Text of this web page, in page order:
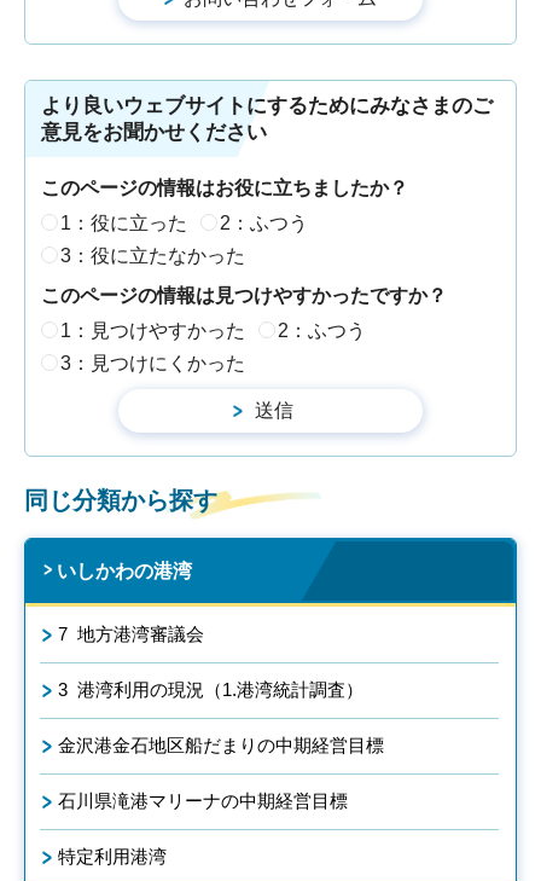
より良いウェブサイトにするためにみなさまのご
意見をお聞かせください
このページの情報はお役に立ちましたか？
1：役に立った
2：ふつう
3：役に立たなかった
このページの情報は見つけやすかったですか？
1：見つけやすかった
2：ふつう
3：見つけにくかった
同じ分類から探す
いしかわの港湾
7 地方港湾審議会
3 港湾利用の現況（1.港湾統計調査）
金沢港金石地区船だまりの中期経営目標
石川県滝港マリーナの中期経営目標
特定利用港湾